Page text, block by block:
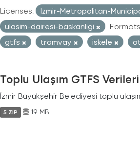
Licenses: Izmir-Metropolitan-
ulasim-dairesi-baskanligi
gtfs
tramvay iskele
Toplu Ulaşım GTFS Verileri
İzmir Büyükşehir Belediyesi toplu
5 ZIP 19 MB